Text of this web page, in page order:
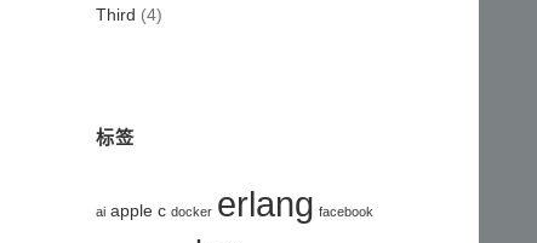
Third (4)
标签
ai apple c docker erlang facebook